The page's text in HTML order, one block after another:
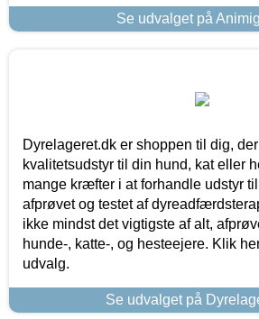
Se udvalget på
Dyrelageret.dk er shoppen til dig,
kvalitetsudstyr til din hund, kat eller
mange kræfter i at forhandle udstyr
afprøvet og testet af
ikke mindst det vigtigste af alt,
hunde-, katte-, og hesteejere. Klik
udvalg.
Se udvalget på